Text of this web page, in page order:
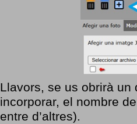
Llavors, se us obrirà
incorporar, el nombre
entre d’altres).